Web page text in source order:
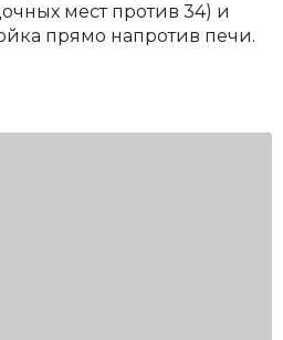
мест против 34) и
прямо напротив печи.